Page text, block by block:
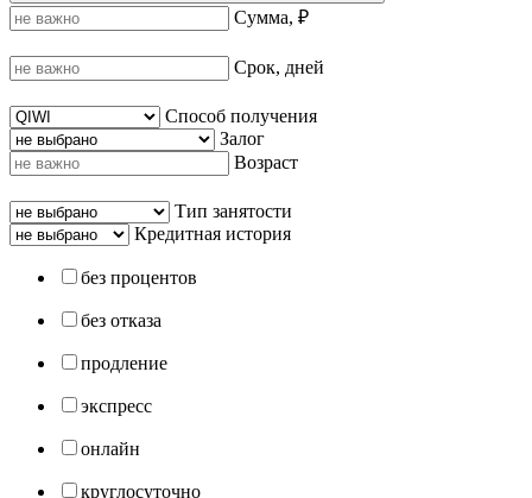
Сумма, ₽
Срок, дней
Способ получения
Залог
Возраст
Тип занятости
Кредитная история
без процентов
без отказа
продление
экспресс
онлайн
круглосуточно